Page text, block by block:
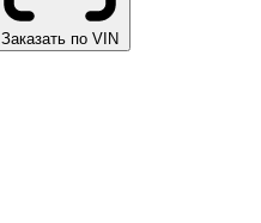
Заказать по VIN